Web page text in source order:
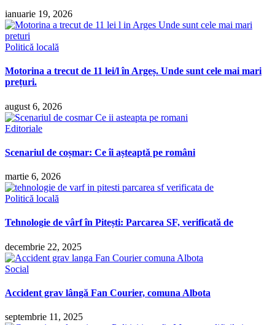
ianuarie 19, 2026
Politică locală
Motorina a trecut de 11 lei/l în Argeș. Unde sunt cele mai mari
prețuri.
august 6, 2026
Editoriale
Scenariul de coșmar: Ce îi așteaptă pe români
martie 6, 2026
Politică locală
Tehnologie de vârf în Pitești: Parcarea SF, verificată de
decembrie 22, 2025
Social
Accident grav lângă Fan Courier, comuna Albota
septembrie 11, 2025